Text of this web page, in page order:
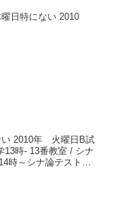
日特にない 2010
2010年 火曜日B試
時- 13番教室 / シナ
時～シナ論テストだ